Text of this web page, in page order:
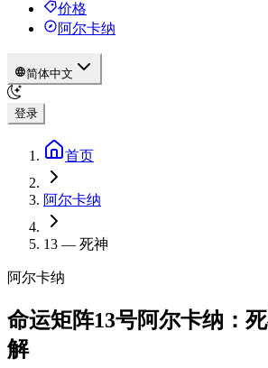
价格
阿尔卡纳
简体中文
登录
首页
阿尔卡纳
13 — 死神
阿尔卡纳
命运矩阵13号阿尔卡纳：
解